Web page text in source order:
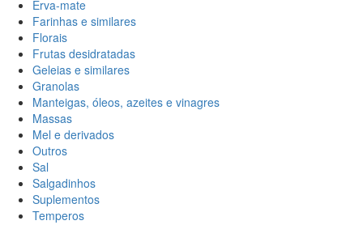
Erva-mate
Farinhas e similares
Florais
Frutas desidratadas
Geleias e similares
Granolas
Manteigas, óleos, azeites e vinagres
Massas
Mel e derivados
Outros
Sal
Salgadinhos
Suplementos
Temperos